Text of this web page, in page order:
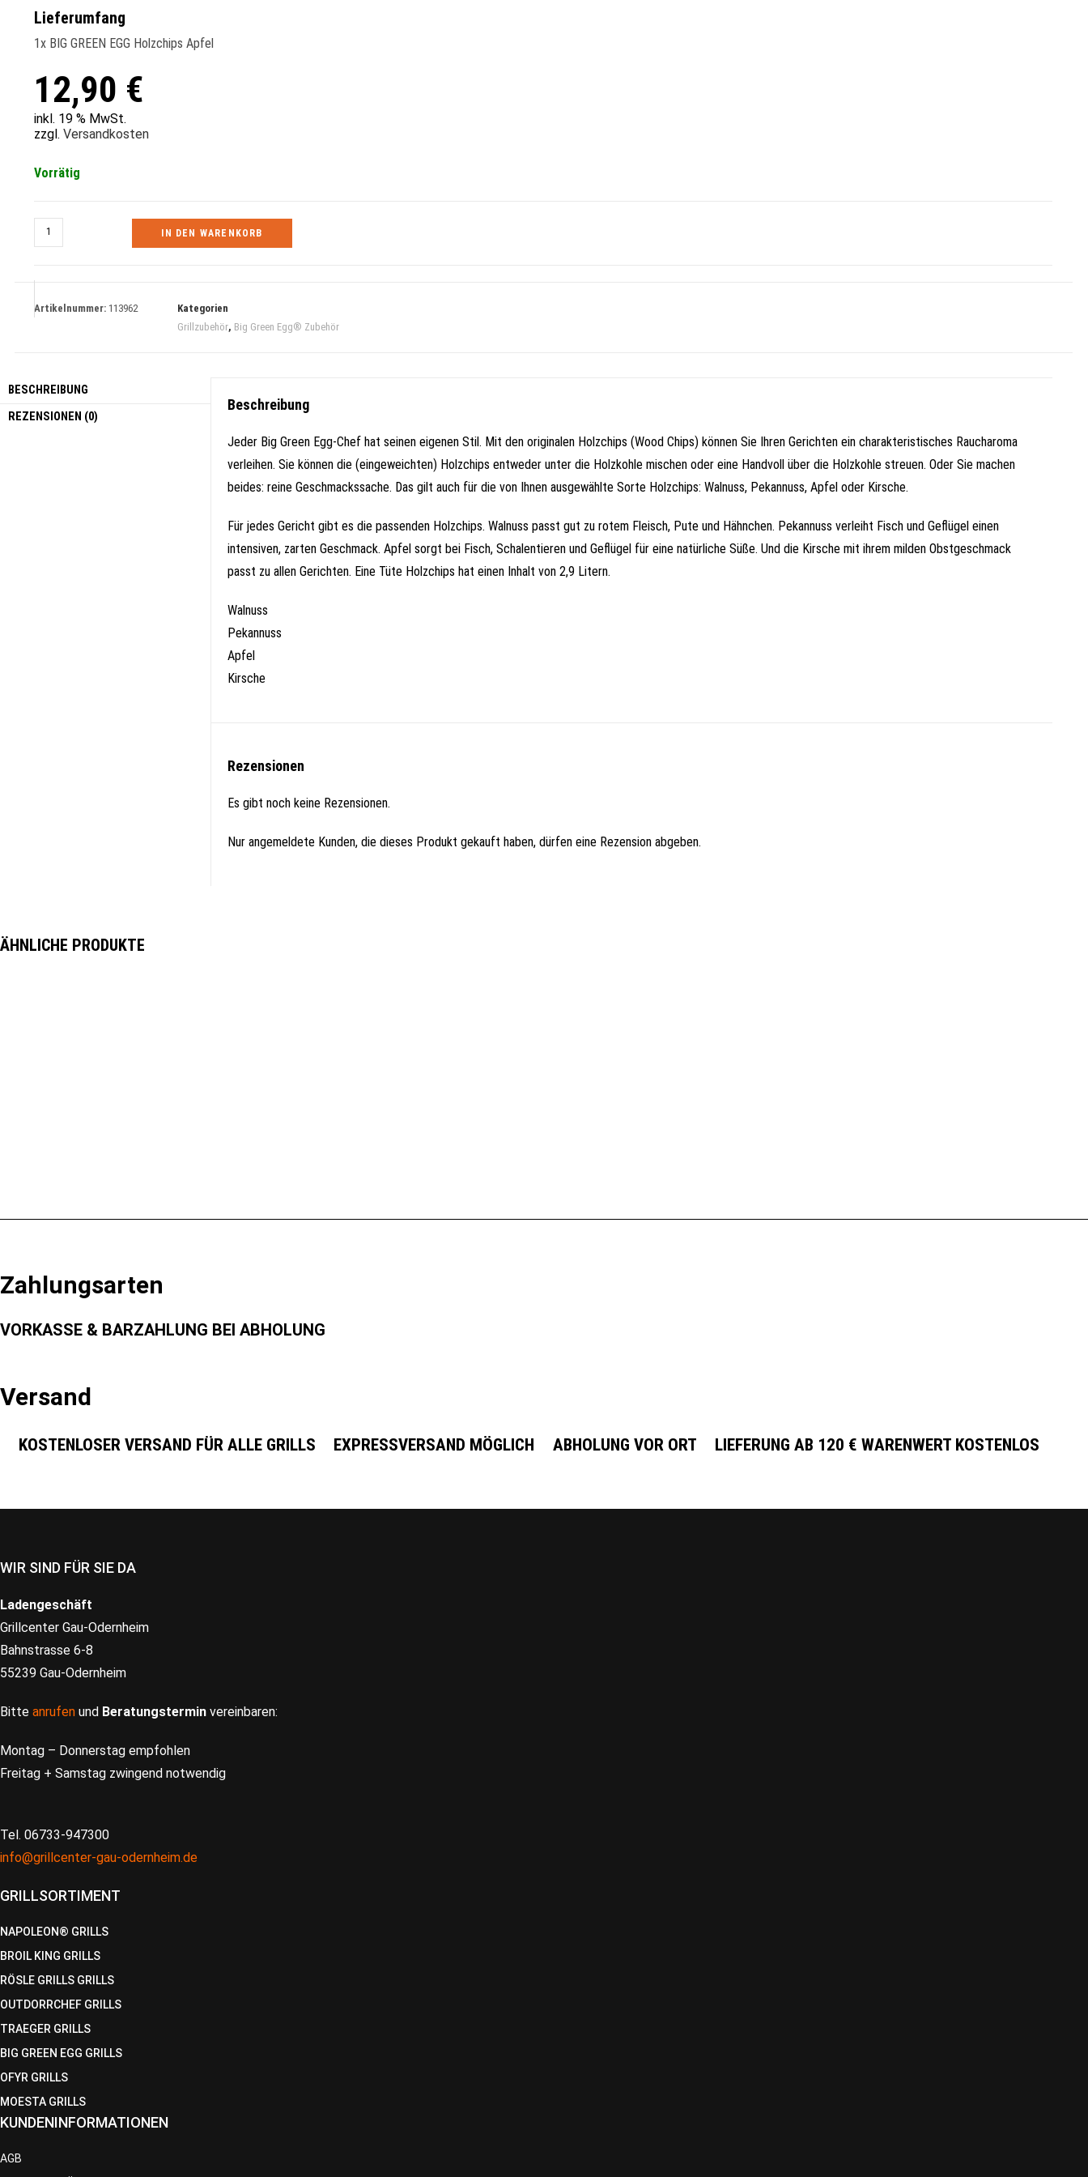
Lieferumfang
1x BIG GREEN EGG Holzchips Apfel
12,90 €
inkl. 19 % MwSt.
zzgl. Versandkosten
Vorrätig
BIG
GREEN
Apfel
IN DEN WARENKORB
Artikelnummer: 113962
Kategorien
Grillzubehör, Big Green Egg® Zubehör
BESCHREIBUNG
REZENSIONEN (0)
Beschreibung
Jeder Big Green Egg-Chef hat seinen eigenen Stil. Mit den originalen Holzchips (Wood Chips) können Sie Ihren Gerichten ein charakteristisches Raucharoma
verleihen. Sie können die (eingeweichten) Holzchips entweder unter die Holzkohle mischen oder eine Handvoll über die Holzkohle streuen. Oder Sie machen
beides: reine Geschmackssache. Das gilt auch für die von Ihnen ausgewählte Sorte Holzchips: Walnuss, Pekannuss, Apfel oder Kirsche.
Für jedes Gericht gibt es die passenden Holzchips. Walnuss passt gut zu rotem Fleisch, Pute und Hähnchen. Pekannuss verleiht Fisch und Geflügel einen
intensiven, zarten Geschmack. Apfel sorgt bei Fisch, Schalentieren und Geflügel für eine natürliche Süße. Und die Kirsche mit ihrem milden Obstgeschmack
passt zu allen Gerichten. Eine Tüte Holzchips hat einen Inhalt von 2,9 Litern.
Walnuss
Pekannuss
Apfel
Kirsche
Rezensionen
Es gibt noch keine Rezensionen.
Nur angemeldete Kunden, die dieses Produkt gekauft haben, dürfen eine Rezension abgeben.
ÄHNLICHE PRODUKTE
Zahlungsarten
VORKASSE & BARZAHLUNG BEI ABHOLUNG
Versand
KOSTENLOSER VERSAND FÜR ALLE GRILLS EXPRESSVERSAND MÖGLICH ABHOLUNG VOR ORT LIEFERUNG AB 120 € WARENWERT KOSTENLOS
WIR SIND FÜR SIE DA
Ladengeschäft
Grillcenter Gau-Odernheim
Bahnstrasse 6-8
55239 Gau-Odernheim
Bitte anrufen und Beratungstermin vereinbaren:
Montag – Donnerstag empfohlen
Freitag + Samstag zwingend notwendig
Tel. 06733-947300
info@grillcenter-gau-odernheim.de
GRILLSORTIMENT
NAPOLEON® GRILLS
BROIL KING GRILLS
RÖSLE GRILLS GRILLS
OUTDORRCHEF GRILLS
TRAEGER GRILLS
BIG GREEN EGG GRILLS
OFYR GRILLS
MOESTA GRILLS
KUNDENINFORMATIONEN
AGB